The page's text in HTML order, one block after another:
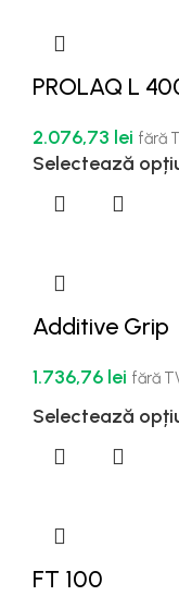
PROLAQ L
2.076,73 lei fără
Selectează
Additive Grip
1.736,76 lei fără
Selectează
FT 100